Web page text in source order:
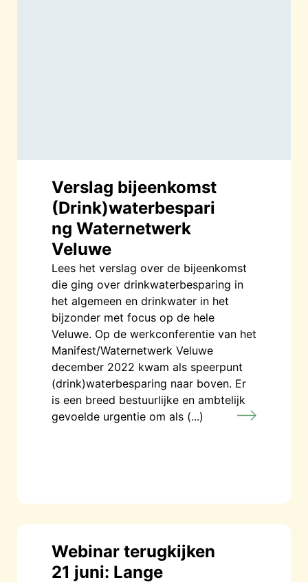
Verslag bijeenkomst
(Drink)waterbespari
ng Waternetwerk
Veluwe
Lees het verslag over de bijeenkomst
die ging over drinkwaterbesparing in
het algemeen en drinkwater in het
bijzonder met focus op de hele
Veluwe. Op de werkconferentie van het
Manifest/Waternetwerk Veluwe
december 2022 kwam als speerpunt
(drink)waterbesparing naar boven. Er
is een breed bestuurlijke en ambtelijk
gevoelde urgentie om als (...)
Webinar terugkijken
21 juni: Lange